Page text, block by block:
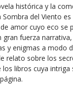
histórica y la
del Viento
amor cuyo eco se
gran fuerza
y enigmas a modo
relato sobre los
libros cuya intriga